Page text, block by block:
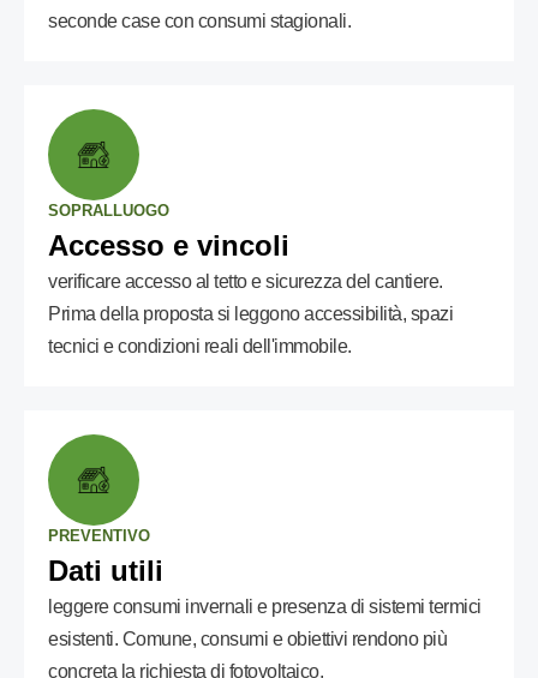
seconde case con consumi stagionali.
SOPRALLUOGO
Accesso e vincoli
verificare accesso al tetto e sicurezza del cantiere.
Prima della proposta si leggono accessibilità, spazi
tecnici e condizioni reali dell'immobile.
PREVENTIVO
Dati utili
leggere consumi invernali e presenza di sistemi termici
esistenti. Comune, consumi e obiettivi rendono più
concreta la richiesta di fotovoltaico.